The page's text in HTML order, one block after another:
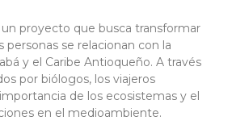
proyecto que busca transformar
personas se relacionan con la
y el Caribe Antioqueño. A través
por biólogos, los viajeros
de los ecosistemas y el
en el medioambiente.​